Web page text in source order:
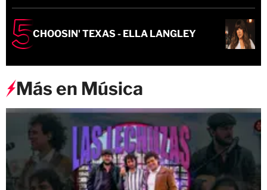
CHOOSIN' TEXAS - ELLA LANGLEY
Más en Música